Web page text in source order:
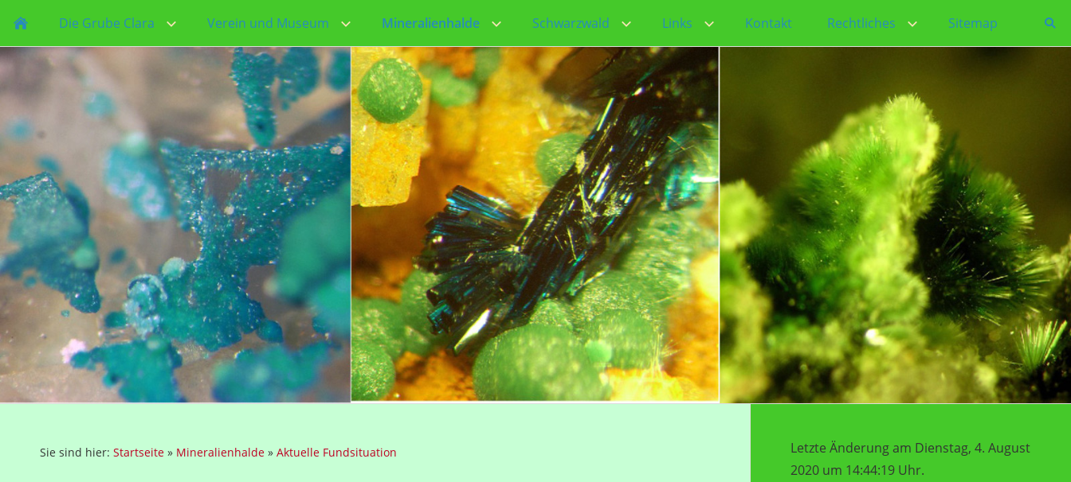
Die Grube Clara Verein und Museum Mineralienhalde Schwarzwald Links Kontakt Rechtliches Sitemap
Sie sind hier: Startseite » Mineralienhalde » Aktuelle Fundsituation
Letzte Änderung am Dienstag, 4. August
2020 um 14:44:19 Uhr.